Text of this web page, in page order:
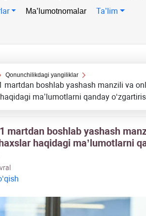
Ma’lumotnomalar Ta’lim
Qonunchilikdagi yangiliklar
martdan boshlab yashash manzili va
ma’lumotlarni qanday
martdan boshlab yashash
haqidagi ma’lumotlarni